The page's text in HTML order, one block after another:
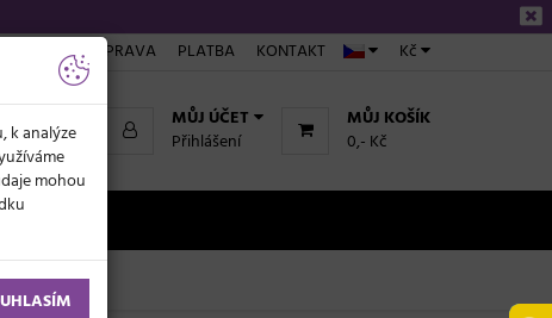
Kč
DOPRAVA PLATBA KONTAKT
MŮJ KOŠÍK
0,- Kč
MŮJ ÚČET
Přihlášení
- 500 ml
k analýze
mohou